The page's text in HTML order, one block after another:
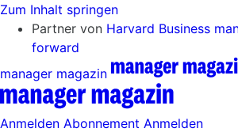
Zum Inhalt springen
Partner von Harvard Business
forward
manager magazin
Anmelden Abonnement Anmelden